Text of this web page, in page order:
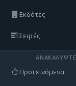
Εκδότες
Σειρές
ΑΝΑΚΑΛΎΨΤΕ
Προτεινόμενα